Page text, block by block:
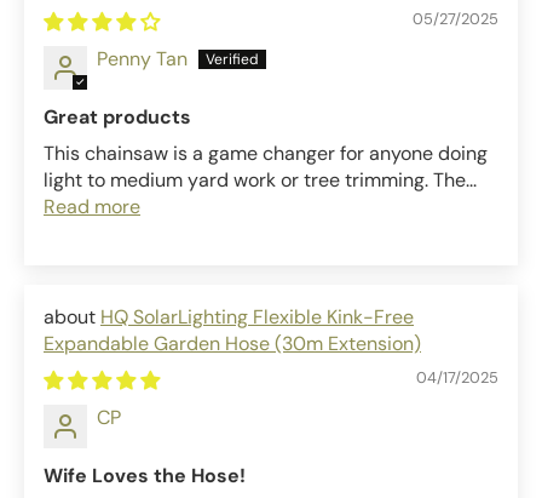
05/27/2025
Penny Tan
Great products
This chainsaw is a game changer for anyone doing
light to medium yard work or tree trimming. The...
Read more
HQ SolarLighting Flexible Kink-Free
Expandable Garden Hose (30m Extension)
04/17/2025
CP
Wife Loves the Hose!